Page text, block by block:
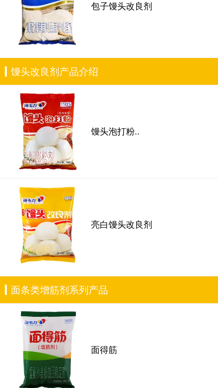
包子馒头改良剂
馒头改良剂产品介绍
馒头泡打粉..
亮白馒头改良剂
面条类增筋剂系列产品
面得筋